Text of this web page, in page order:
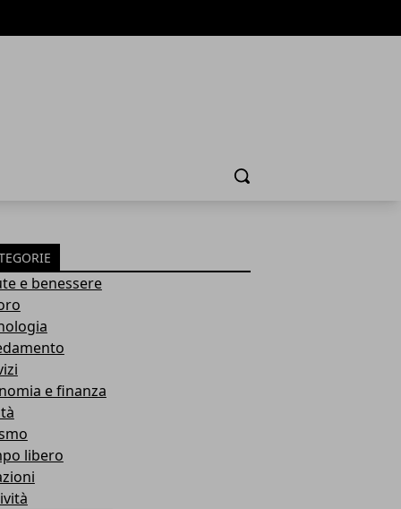
Cerca
e benessere
e finanza
libero